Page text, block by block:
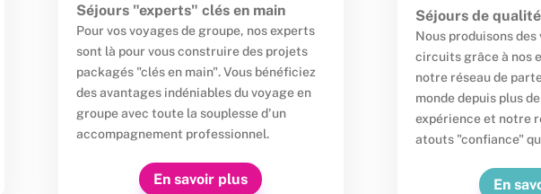
Séjours "experts" clés en main
Pour vos voyages de groupe, nos experts
sont là pour vous construire des projets
packagés "clés en main". Vous bénéficiez
des avantages indéniables du voyage en
groupe avec toute la souplesse d'un
accompagnement professionnel.
En savoir plus
Séjours de
Nous produisons
circuits grâce à nos
notre réseau de
monde depuis plus
expérience et notre
atouts "confiance"
En